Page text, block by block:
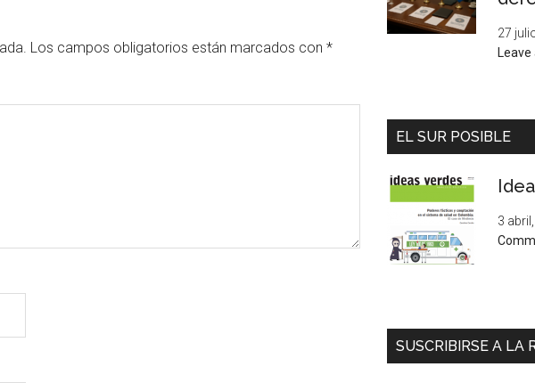
Los campos obligatorios están marcados con *
27
EL SUR POSIBLE
3
SUSCRIBIRSE A LA